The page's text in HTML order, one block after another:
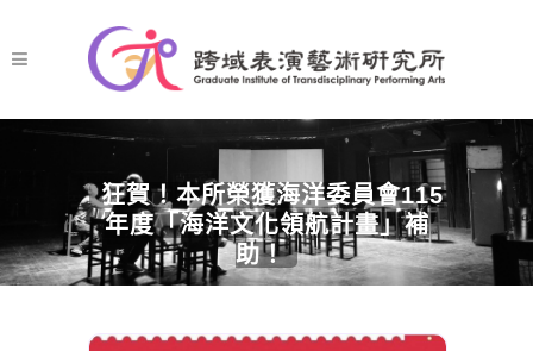
狂賀！本所榮獲海洋委員會115
年度「海洋文化領航計畫」補
助！